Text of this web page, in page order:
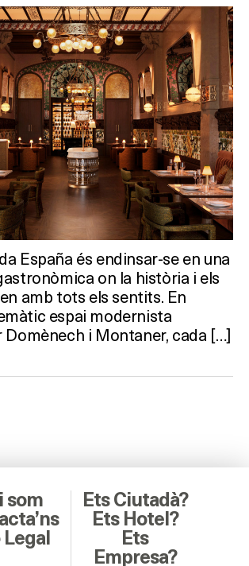
España és endinsar-se en una
on la història i els
amb tots els sentits. En
espai modernista
i Montaner, cada […]
som
Ets Ciutadà?
Ets Hotel?
Ets
Empresa?